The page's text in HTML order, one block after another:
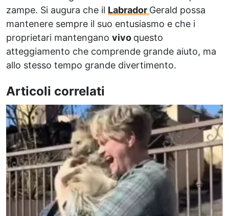
zampe. Si augura che il Labrador Gerald possa
mantenere sempre il suo entusiasmo e che i
proprietari mantengano vivo questo
atteggiamento che comprende grande aiuto, ma
allo stesso tempo grande divertimento.
Articoli correlati